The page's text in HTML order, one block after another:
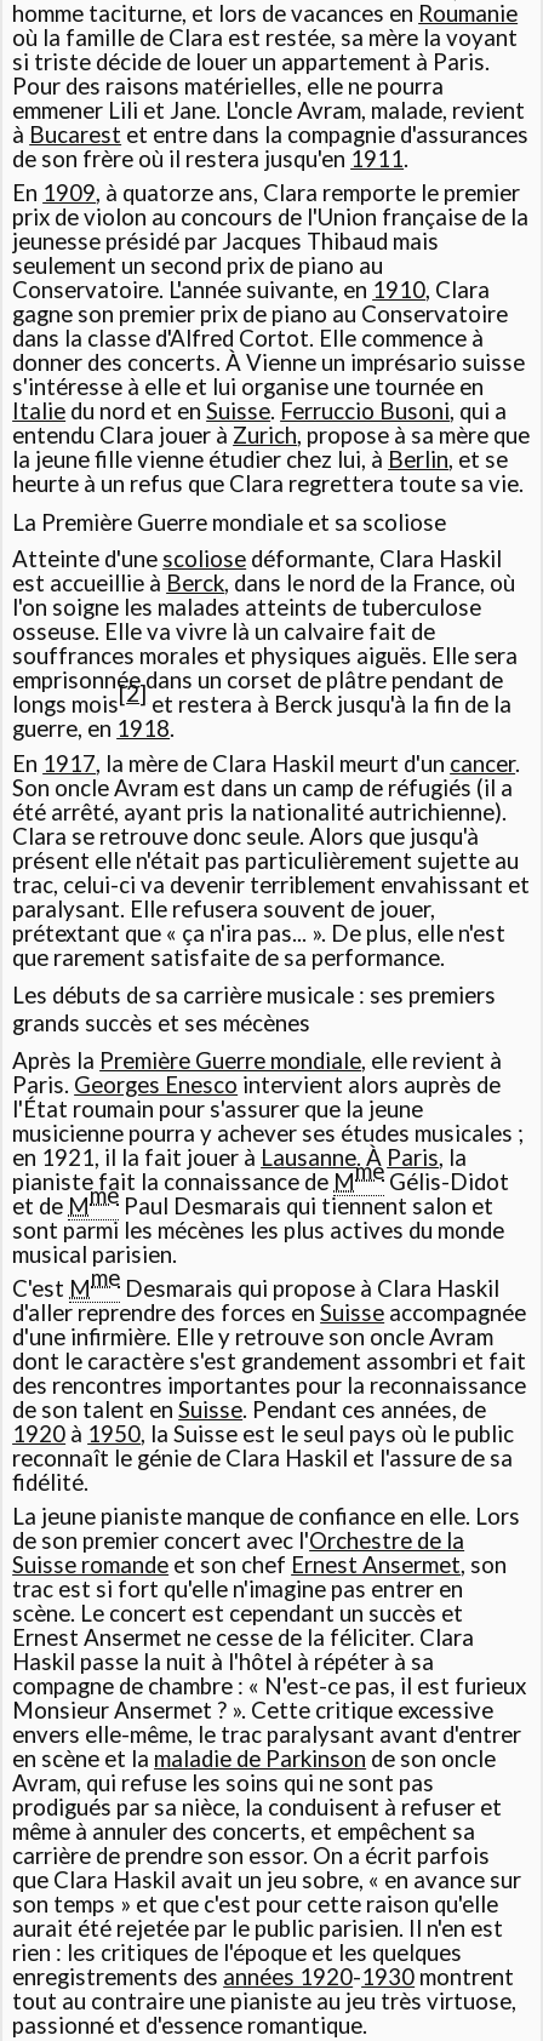
homme taciturne, et lors de vacances en Roumanie
où la famille de Clara est restée, sa mère la voyant
si triste décide de louer un appartement à Paris.
Pour des raisons matérielles, elle ne pourra
emmener Lili et Jane. L'oncle Avram, malade, revient
à Bucarest et entre dans la compagnie d'assurances
de son frère où il restera jusqu'en 1911.
En 1909, à quatorze ans, Clara remporte le premier
prix de violon au concours de l'Union française de la
jeunesse présidé par Jacques Thibaud mais
seulement un second prix de piano au
Conservatoire. L'année suivante, en 1910, Clara
gagne son premier prix de piano au Conservatoire
dans la classe d'Alfred Cortot. Elle commence à
donner des concerts. À Vienne un imprésario suisse
s'intéresse à elle et lui organise une tournée en
Italie du nord et enSuisse. Ferruccio Busoni, qui a
entendu Clara jouer à Zurich, propose à sa mère que
la jeune fille vienne étudier chez lui, à Berlin, et se
heurte à un refus que Clara regrettera toute sa vie.
La Première Guerre mondiale et sa scoliose
Atteinte d'une scoliose déformante, Clara Haskil
est accueillie à Berck, dans le nord de la France, où
l'on soigne les malades atteints de tuberculose
osseuse. Elle va vivre là un calvaire fait de
souffrances morales et physiques aiguës. Elle sera
emprisonnée dans un corset de plâtre pendant de
longs mois[2]et restera à Berck jusqu'à la fin de la
guerre, en 1918.
En 1917, la mère de Clara Haskil meurt d'un cancer.
Son oncle Avram est dans un camp de réfugiés (il a
été arrêté, ayant pris la nationalité autrichienne).
Clara se retrouve donc seule. Alors que jusqu'à
présent elle n'était pas particulièrement sujette au
trac, celui-ci va devenir terriblement envahissant et
paralysant. Elle refusera souvent de jouer,
prétextant que « ça n'ira pas... ». De plus, elle n'est
que rarement satisfaite de sa performance.
Les débuts de sa carrière musicale : ses premiers
grands succès et ses mécènes
Après la Première Guerre mondiale, elle revient à
Paris. Georges Enesco intervient alors auprès de
l'État roumain pour s'assurer que la jeune
musicienne pourra y achever ses études musicales ;
en 1921, il la fait jouer à Lausanne. À Paris, la
pianiste fait la connaissance de Mme Gélis-Didot
et de Mme Paul Desmarais qui tiennent salon et
sont parmi les mécènes les plus actives du monde
musical parisien.
C'est Mme Desmarais qui propose à Clara Haskil
d'aller reprendre des forces enSuisse accompagnée
d'une infirmière. Elle y retrouve son oncle Avram
dont le caractère s'est grandement assombri et fait
des rencontres importantes pour la reconnaissance
de son talent enSuisse. Pendant ces années, de
1920 à 1950, la Suisse est le seul pays où le public
reconnaît le génie de Clara Haskil et l'assure de sa
fidélité.
La jeune pianiste manque de confiance en elle. Lors
de son premier concert avec l'Orchestre de la
Suisse romande et son chef Ernest Ansermet, son
trac est si fort qu'elle n'imagine pas entrer en
scène. Le concert est cependant un succès et
Ernest Ansermet ne cesse de la féliciter. Clara
Haskil passe la nuit à l'hôtel à répéter à sa
compagne de chambre : « N'est-ce pas, il est furieux
Monsieur Ansermet ? ». Cette critique excessive
envers elle-même, le trac paralysant avant d'entrer
en scène et la maladie de Parkinson de son oncle
Avram, qui refuse les soins qui ne sont pas
prodigués par sa nièce, la conduisent à refuser et
même à annuler des concerts, et empêchent sa
carrière de prendre son essor. On a écrit parfois
que Clara Haskil avait un jeu sobre, « en avance sur
son temps » et que c'est pour cette raison qu'elle
aurait été rejetée par le public parisien. Il n'en est
rien : les critiques de l'époque et les quelques
enregistrements des années 1920-1930 montrent
tout au contraire une pianiste au jeu très virtuose,
passionné et d'essence romantique.